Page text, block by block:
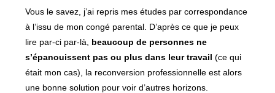
Vous le savez, j’ai repris mes études par correspondance
à l’issu de mon congé parental. D’après ce que je peux
lire par-ci par-là, beaucoup de personnes ne
s’épanouissent pas ou plus dans leur travail (ce qui
était mon cas), la reconversion professionnelle est alors
une bonne solution pour voir d’autres horizons.